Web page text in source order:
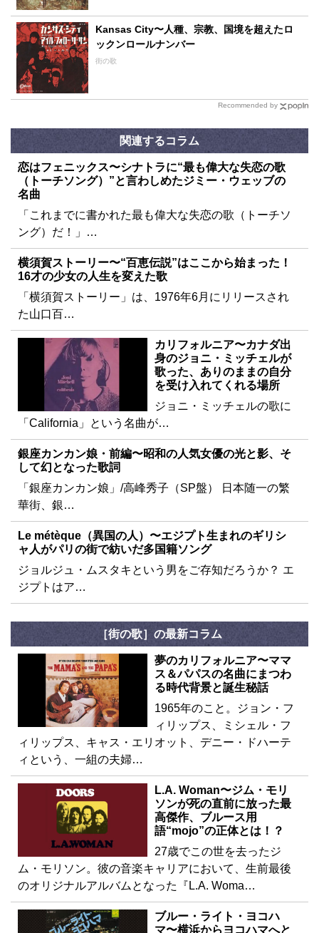
Kansas City〜人種、宗教、国境を超えたロ
ックンロールナンバー
街の歌
Recommended by
関連するコラム
恋はフェニックス〜シナトラに“最も偉大な失恋の歌
（トーチソング）”と言わしめたジミー・ウェッブの
名曲
「これまでに書かれた最も偉大な失恋の歌（トーチソ
ング）だ！」…
横須賀ストーリー〜“百恵伝説”はここから始まった！
16才の少女の人生を変えた歌
「横須賀ストーリー」は、1976年6月にリリースされ
た山口百…
カリフォルニア〜カナダ出
身のジョニ・ミッチェルが
歌った、ありのままの自分
を受け入れてくれる場所
ジョニ・ミッチェルの歌に
「California」という名曲が…
銀座カンカン娘・前編〜昭和の人気女優の光と影、そ
して幻となった歌詞
「銀座カンカン娘」/高峰秀子（SP盤） 日本随一の繁
華街、銀…
Le métèque（異国の人）〜エジプト生まれのギリシ
ャ人がパリの街で紡いだ多国籍ソング
ジョルジュ・ムスタキという男をご存知だろうか？ エ
ジプトはア…
［街の歌］の最新コラム
夢のカリフォルニア〜ママ
ス＆パパスの名曲にまつわ
る時代背景と誕生秘話
1965年のこと。ジョン・フ
ィリップス、ミシェル・フ
ィリップス、キャス・エリオット、デニー・ドハーテ
ィという、一組の夫婦…
L.A. Woman〜ジム・モリ
ソンが死の直前に放った最
高傑作、ブルース用
語“mojo”の正体とは！？
27歳でこの世を去ったジ
ム・モリソン。彼の音楽キャリアにおいて、生前最後
のオリジナルアルバムとなった『L.A. Woma…
ブルー・ライト・ヨコハ
マ〜横浜からヨコハマへと